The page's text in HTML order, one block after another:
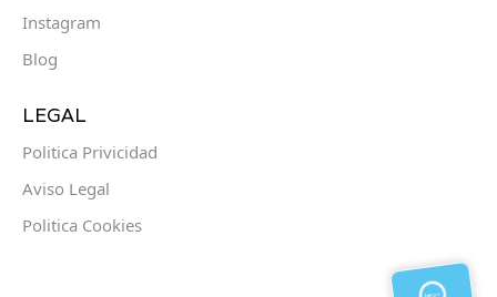
Instagram
Blog
LEGAL
Politica Privicidad
Aviso Legal
Politica Cookies